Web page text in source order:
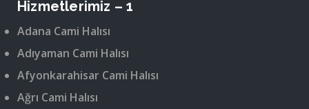
Hizmetlerimiz – 1
Adana Cami Halısı
Adıyaman Cami Halısı
Afyonkarahisar Cami Halısı
Ağrı Cami Halısı